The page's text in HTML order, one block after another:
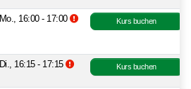
Mo., 16:00 - 17:00 Zusatzinformationen
Kurs buchen
Di., 16:15 - 17:15 Zusatzinformationen beachten.
Kurs buchen